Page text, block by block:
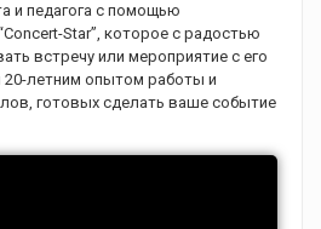
и педагога с помощью
Star”, которое с радостью
встречу или мероприятие с его
летним опытом работы и
готовых сделать ваше событие